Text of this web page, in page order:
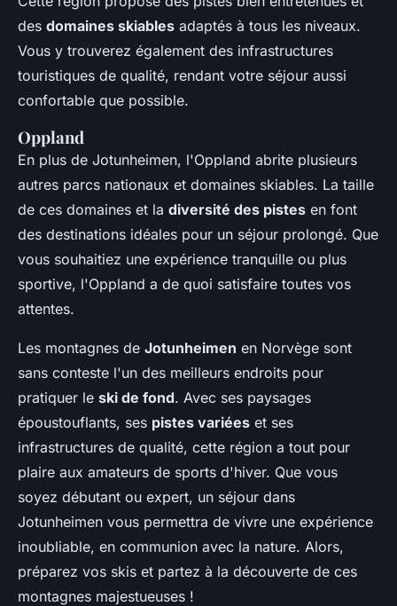
des domaines skiables adaptés à tous les niveaux.
Vous y trouverez également des infrastructures
touristiques de qualité, rendant votre séjour aussi
confortable que possible.
Oppland
En plus de Jotunheimen, l'Oppland abrite plusieurs
autres parcs nationaux et domaines skiables. La taille
de ces domaines et la diversité des pistes en font
des destinations idéales pour un séjour prolongé. Que
vous souhaitiez une expérience tranquille ou plus
sportive, l'Oppland a de quoi satisfaire toutes vos
attentes.
Les montagnes de Jotunheimen en Norvège sont
sans conteste l'un des meilleurs endroits pour
pratiquer le ski de fond. Avec ses paysages
époustouflants, ses pistes variées et ses
infrastructures de qualité, cette région a tout pour
plaire aux amateurs de sports d'hiver. Que vous
soyez débutant ou expert, un séjour dans
Jotunheimen vous permettra de vivre une expérience
inoubliable, en communion avec la nature. Alors,
préparez vos skis et partez à la découverte de ces
montagnes majestueuses !